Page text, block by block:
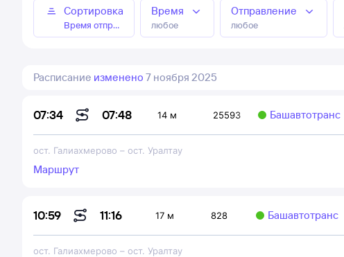
Сортировка
Время отправления
Время
любое
Отправление
любое
Расписание изменено 7 ноября 2025
07:34 07:48 14 м 25593 Башавтотранс
ост. Галиахмерово – ост. Уралтау
Маршрут
10:59 11:16 17 м 828 Башавтотранс
ост. Галиахмерово – ост. Уралтау